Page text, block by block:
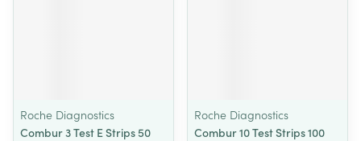
Roche Diagnostics
Combur 3 Test E Strips 50
Roche Diagnostics
Combur 10 Test Strips 100